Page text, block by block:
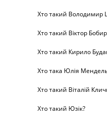
Хто такий Володимир
Хто такий Віктор
Хто такий Кирило
Хто така Юлія
Хто такий Віталій
Хто такий Юзік?